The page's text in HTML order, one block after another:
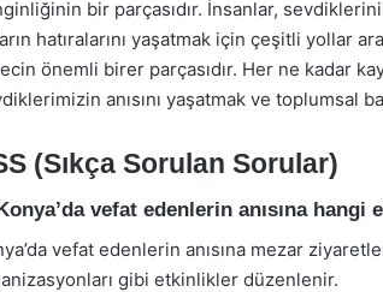
bir parçasıdır. İnsanlar,
hatıralarını yaşatmak için çeşitli yollar
önemli birer parçasıdır. Her ne kadar
anısını yaşatmak ve toplumsal
(Sıkça Sorulan Sorular)
vefat edenlerin anısına
vefat edenlerin anısına mezar
gibi etkinlikler düzenlenir.